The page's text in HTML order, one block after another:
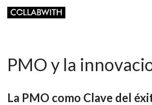
PMO y la
La PMO como Clave del